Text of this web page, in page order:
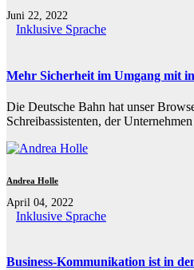
Juni 22, 2022
Inklusive Sprache
Mehr Sicherheit im Umgang mit
Die Deutsche Bahn hat unser
Schreibassistenten, der
Andrea Holle
April 04, 2022
Inklusive Sprache
Business-Kommunikation ist in